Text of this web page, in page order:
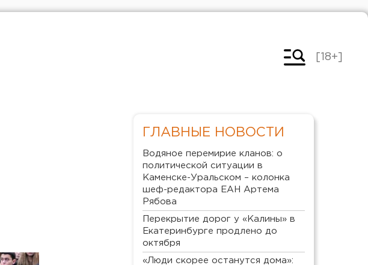
[18+]
ГЛАВНЫЕ НОВОСТИ
Водяное перемирие кланов: о
политической ситуации в
Каменске-Уральском – колонка
шеф-редактора ЕАН Артема
Рябова
Перекрытие дорог у «Калины» в
Екатеринбурге продлено до
октября
«Люди скорее останутся дома»: